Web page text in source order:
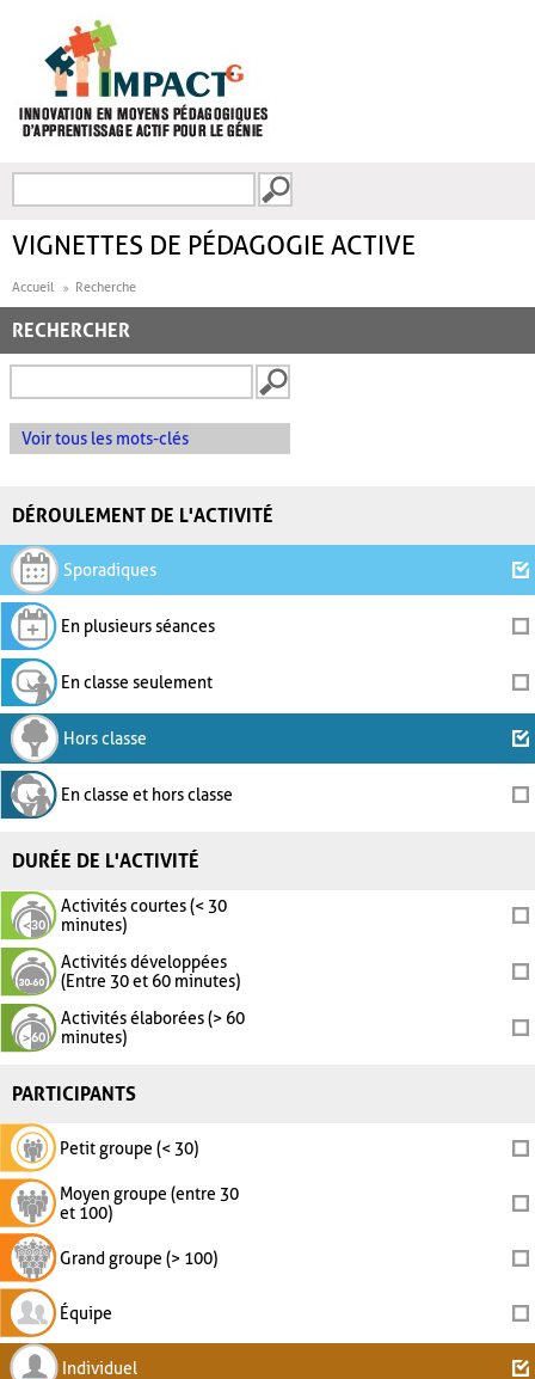
FORMULAIRE DE
VIGNETTES DE PÉDAGOGIE ACTIVE
Accueil Recherche
RECHERCHER
Voir tous les mots-clés
DÉROULEMENT DE L'ACTIVITÉ
Sporadiques
En plusieurs séances
En classe seulement
Hors classe
En classe et hors classe
DURÉE DE L'ACTIVITÉ
Activités courtes (< 30
minutes)
Activités développées
(Entre 30 et 60 minutes)
Activités élaborées (> 60
minutes)
PARTICIPANTS
Petit groupe (< 30)
Moyen groupe (entre 30
et 100)
Grand groupe (> 100)
Équipe
Individuel